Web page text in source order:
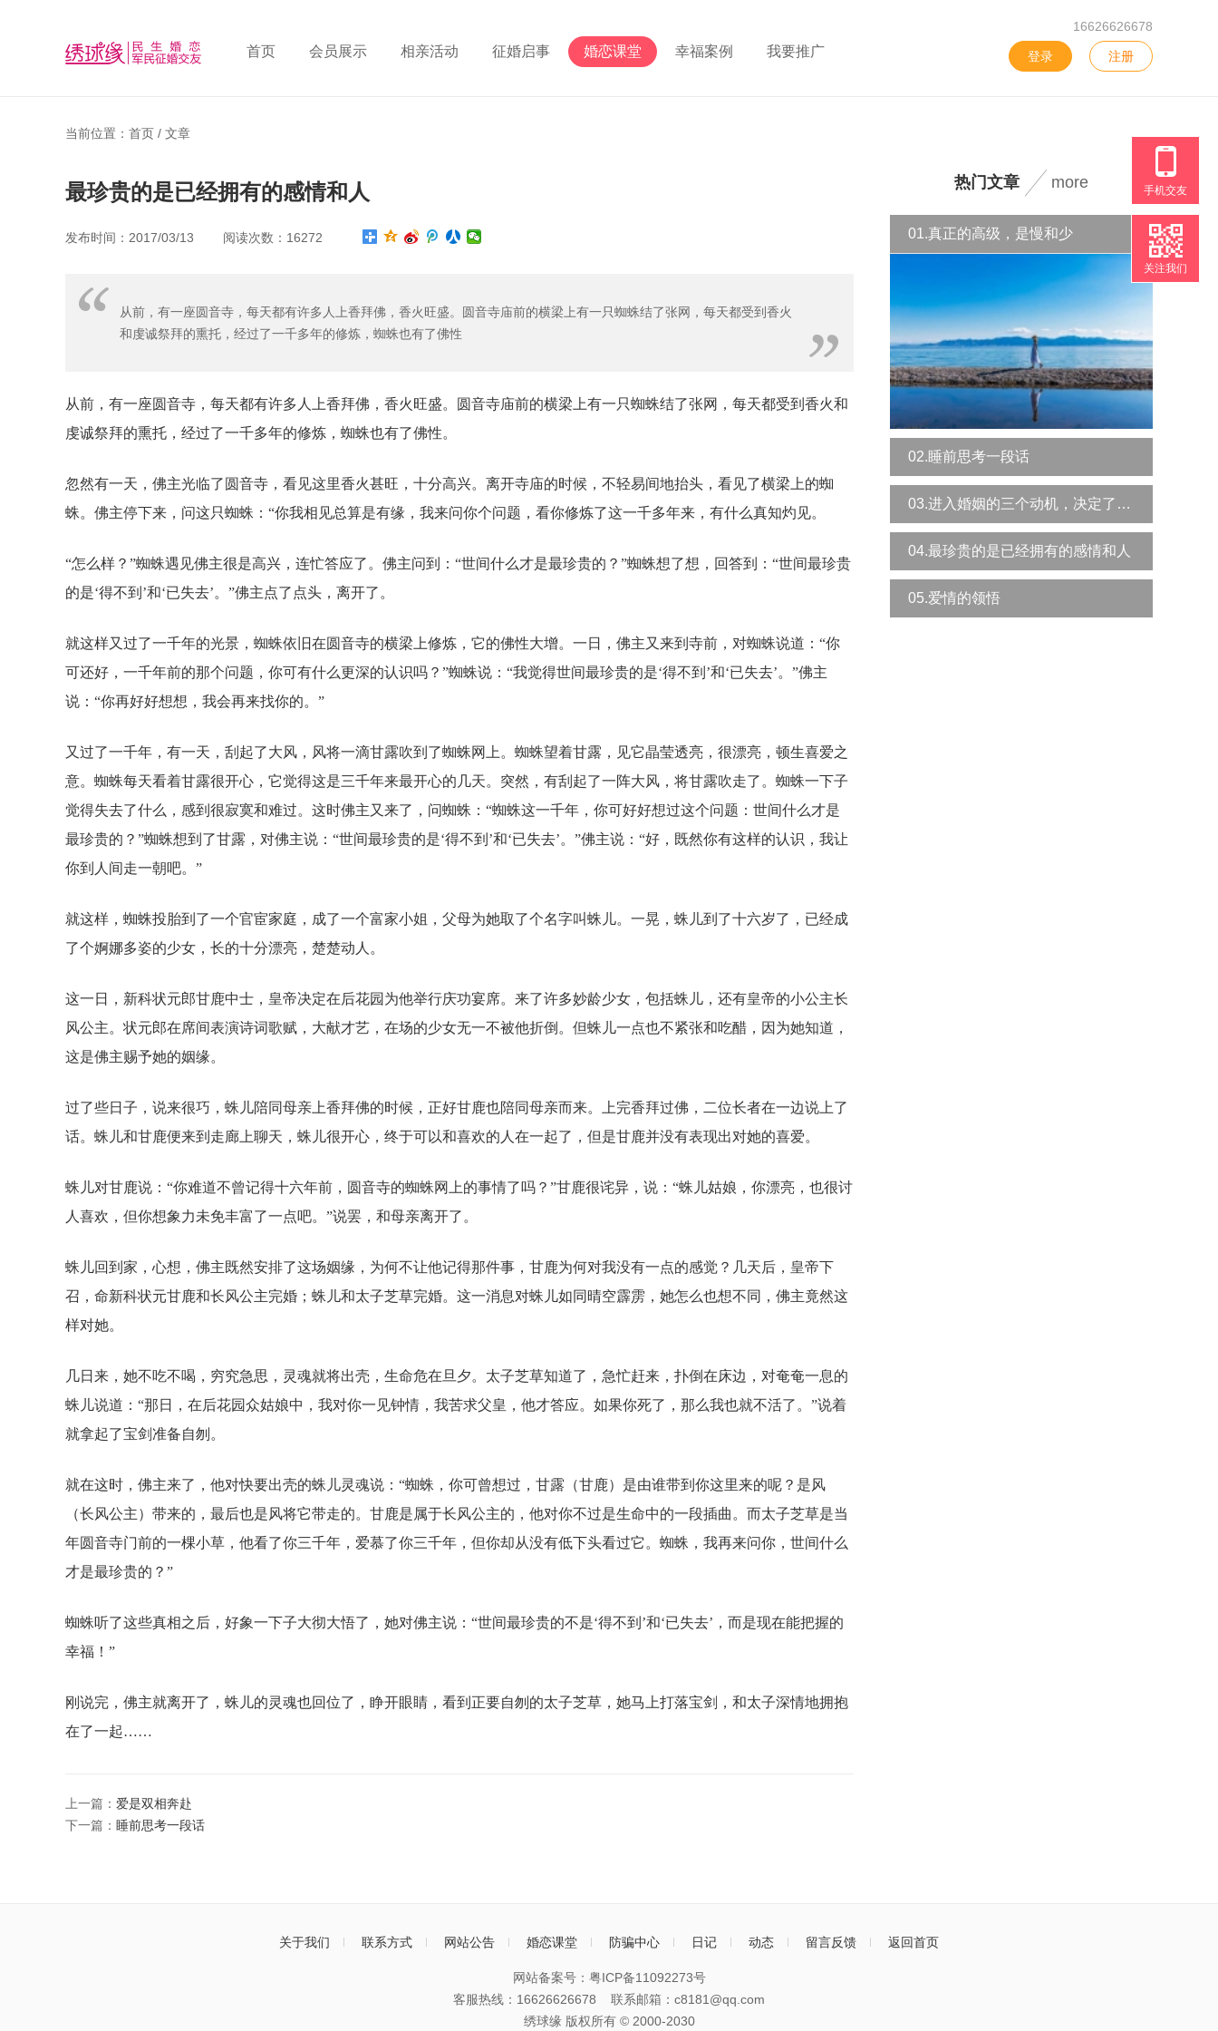
首页 会员展示 相亲活动 征婚启事 婚恋课堂 幸福案例 我要推广
16626626678
登录 注册
当前位置：首页 / 文章
最珍贵的是已经拥有的感情和人
发布时间：2017/03/13 阅读次数：16272
从前，有一座圆音寺，每天都有许多人上香拜佛，香火旺盛。圆音寺庙前的横梁上有一只蜘蛛结了张网，每天都受到香火
和虔诚祭拜的熏托，经过了一千多年的修炼，蜘蛛也有了佛性
从前，有一座圆音寺，每天都有许多人上香拜佛，香火旺盛。圆音寺庙前的横梁上有一只蜘蛛结了张网，每天都受到香火和
虔诚祭拜的熏托，经过了一千多年的修炼，蜘蛛也有了佛性。
忽然有一天，佛主光临了圆音寺，看见这里香火甚旺，十分高兴。离开寺庙的时候，不轻易间地抬头，看见了横梁上的蜘
蛛。佛主停下来，问这只蜘蛛：“你我相见总算是有缘，我来问你个问题，看你修炼了这一千多年来，有什么真知灼见。
“怎么样？”蜘蛛遇见佛主很是高兴，连忙答应了。佛主问到：“世间什么才是最珍贵的？”蜘蛛想了想，回答到：“世间最珍贵
的是‘得不到’和‘已失去’。”佛主点了点头，离开了。
就这样又过了一千年的光景，蜘蛛依旧在圆音寺的横梁上修炼，它的佛性大增。一日，佛主又来到寺前，对蜘蛛说道：“你
可还好，一千年前的那个问题，你可有什么更深的认识吗？”蜘蛛说：“我觉得世间最珍贵的是‘得不到’和‘已失去’。”佛主
说：“你再好好想想，我会再来找你的。”
又过了一千年，有一天，刮起了大风，风将一滴甘露吹到了蜘蛛网上。蜘蛛望着甘露，见它晶莹透亮，很漂亮，顿生喜爱之
意。蜘蛛每天看着甘露很开心，它觉得这是三千年来最开心的几天。突然，有刮起了一阵大风，将甘露吹走了。蜘蛛一下子
觉得失去了什么，感到很寂寞和难过。这时佛主又来了，问蜘蛛：“蜘蛛这一千年，你可好好想过这个问题：世间什么才是
最珍贵的？”蜘蛛想到了甘露，对佛主说：“世间最珍贵的是‘得不到’和‘已失去’。”佛主说：“好，既然你有这样的认识，我让
你到人间走一朝吧。”
就这样，蜘蛛投胎到了一个官宦家庭，成了一个富家小姐，父母为她取了个名字叫蛛儿。一晃，蛛儿到了十六岁了，已经成
了个婀娜多姿的少女，长的十分漂亮，楚楚动人。
这一日，新科状元郎甘鹿中士，皇帝决定在后花园为他举行庆功宴席。来了许多妙龄少女，包括蛛儿，还有皇帝的小公主长
风公主。状元郎在席间表演诗词歌赋，大献才艺，在场的少女无一不被他折倒。但蛛儿一点也不紧张和吃醋，因为她知道，
这是佛主赐予她的姻缘。
过了些日子，说来很巧，蛛儿陪同母亲上香拜佛的时候，正好甘鹿也陪同母亲而来。上完香拜过佛，二位长者在一边说上了
话。蛛儿和甘鹿便来到走廊上聊天，蛛儿很开心，终于可以和喜欢的人在一起了，但是甘鹿并没有表现出对她的喜爱。
蛛儿对甘鹿说：“你难道不曾记得十六年前，圆音寺的蜘蛛网上的事情了吗？”甘鹿很诧异，说：“蛛儿姑娘，你漂亮，也很讨
人喜欢，但你想象力未免丰富了一点吧。”说罢，和母亲离开了。
蛛儿回到家，心想，佛主既然安排了这场姻缘，为何不让他记得那件事，甘鹿为何对我没有一点的感觉？几天后，皇帝下
召，命新科状元甘鹿和长风公主完婚；蛛儿和太子芝草完婚。这一消息对蛛儿如同晴空霹雳，她怎么也想不同，佛主竟然这
样对她。
几日来，她不吃不喝，穷究急思，灵魂就将出壳，生命危在旦夕。太子芝草知道了，急忙赶来，扑倒在床边，对奄奄一息的
蛛儿说道：“那日，在后花园众姑娘中，我对你一见钟情，我苦求父皇，他才答应。如果你死了，那么我也就不活了。”说着
就拿起了宝剑准备自刎。
就在这时，佛主来了，他对快要出壳的蛛儿灵魂说：“蜘蛛，你可曾想过，甘露（甘鹿）是由谁带到你这里来的呢？是风
（长风公主）带来的，最后也是风将它带走的。甘鹿是属于长风公主的，他对你不过是生命中的一段插曲。而太子芝草是当
年圆音寺门前的一棵小草，他看了你三千年，爱慕了你三千年，但你却从没有低下头看过它。蜘蛛，我再来问你，世间什么
才是最珍贵的？”
蜘蛛听了这些真相之后，好象一下子大彻大悟了，她对佛主说：“世间最珍贵的不是‘得不到’和‘已失去’，而是现在能把握的
幸福！”
刚说完，佛主就离开了，蛛儿的灵魂也回位了，睁开眼睛，看到正要自刎的太子芝草，她马上打落宝剑，和太子深情地拥抱
在了一起……
上一篇： 爱是双相奔赴
下一篇： 睡前思考一段话
热门文章 more
01.真正的高级，是慢和少
02.睡前思考一段话
03.进入婚姻的三个动机，决定了你是否幸福
04.最珍贵的是已经拥有的感情和人
05.爱情的领悟
关于我们 联系方式 网站公告 婚恋课堂 防骗中心 日记 动态 留言反馈 返回首页
网站备案号： 粤ICP备11092273号
客服热线：16626626678 联系邮箱：c8181@qq.com
绣球缘 版权所有 © 2000-2030
手机交友
关注我们